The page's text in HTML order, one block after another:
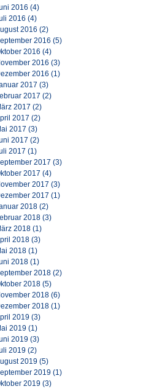
2016 (4)
2016 (4)
2016 (2)
2016 (5)
2016 (4)
2016 (3)
2016 (1)
2017 (3)
2017 (2)
2017 (2)
2017 (2)
2017 (3)
2017 (2)
2017 (1)
2017 (3)
2017 (4)
2017 (3)
2017 (1)
2018 (2)
2018 (3)
2018 (1)
2018 (3)
2018 (1)
2018 (1)
2018 (2)
2018 (5)
2018 (6)
2018 (1)
2019 (3)
2019 (1)
2019 (3)
2019 (2)
2019 (5)
2019 (1)
2019 (3)